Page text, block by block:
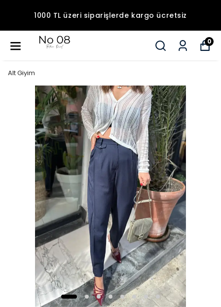
1000 TL üzeri siparişlerde kargo ücretsiz
0
Alt Giyim